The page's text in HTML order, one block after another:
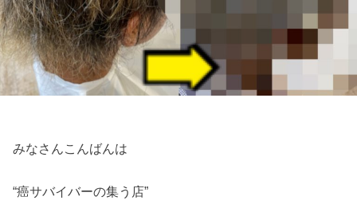
みなさんこんばんは
“癌サバイバーの集う店”